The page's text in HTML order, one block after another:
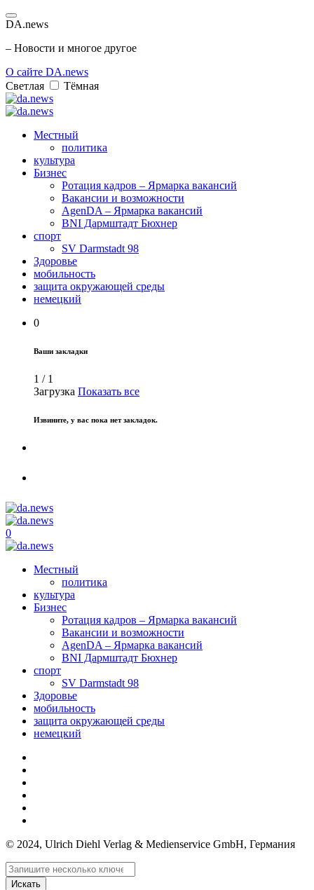
DA.news
– Новости и многое другое
О сайте DA.news
Светлая
Тёмная
Местный
политика
культура
Бизнес
Ротация кадров – Ярмарка вакансий
Вакансии и возможности
AgenDA – Ярмарка вакансий
BNI Дармштадт Бюхнер
спорт
SV Darmstadt 98
Здоровье
мобильность
защита окружающей среды
немецкий
0
Ваши закладки
1 / 1
Загрузка Показать все
Извините, у вас пока нет закладок.
0
Местный
политика
культура
Бизнес
Ротация кадров – Ярмарка вакансий
Вакансии и возможности
AgenDA – Ярмарка вакансий
BNI Дармштадт Бюхнер
спорт
SV Darmstadt 98
Здоровье
мобильность
защита окружающей среды
немецкий
© 2024, Ulrich Diehl Verlag & Medienservice GmbH, Германия
Искать